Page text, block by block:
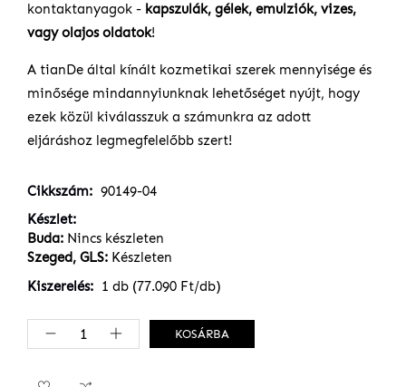
kontaktanyagok - kapszulák, gélek, emulziók, vizes,
vagy olajos oldatok!
A tianDe által kínált kozmetikai szerek mennyisége és
minősége mindannyiunknak lehetőséget nyújt, hogy
ezek közül kiválasszuk a számunkra az adott
eljáráshoz legmegfelelőbb szert!
Cikkszám
90149-04
Készlet
Buda: Nincs készleten
Szeged, GLS: Készleten
Kiszerelés
1 db (77.090 Ft/db)
KOSÁRBA